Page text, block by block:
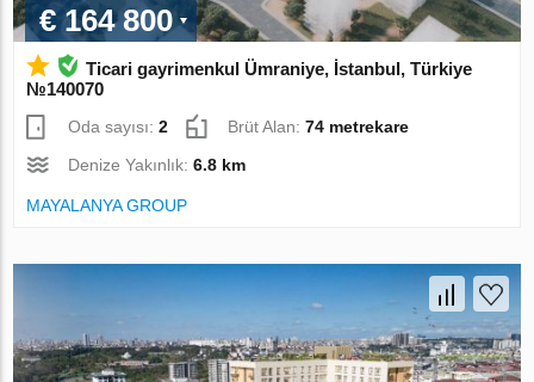
€ 164 800
Ticari gayrimenkul Ümraniye, İstanbul, Türkiye
№140070
Oda sayısı:2 Brüt Alan:74 metrekare
Denize Yakınlık:6.8 km
MAYALANYA GROUP